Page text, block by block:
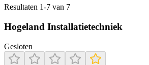
Resultaten 1-7 van 7
Hogeland Installatietechniek
Gesloten